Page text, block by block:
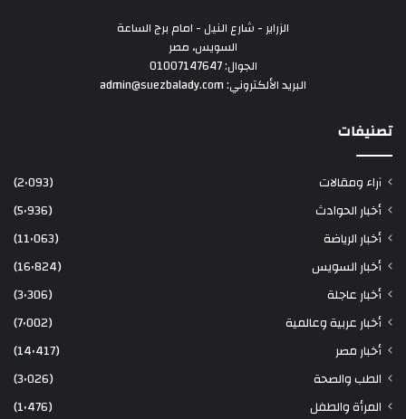
الزراير - شارع النيل - امام برج الساعة
السويس، مصر
الجوال: 01007147647
البريد الألكتروني: admin@suezbalady.com
تصنيفات
آراء ومقالات
(2٬093)
أخبار الحوادث
(5٬936)
أخبار الرياضة
(11٬063)
أخبار السويس
(16٬824)
أخبار عاجلة
(3٬306)
أخبار عربية وعالمية
(7٬002)
أخبار مصر
(14٬417)
الطب والصحة
(3٬026)
المرأة والطفل
(1٬476)